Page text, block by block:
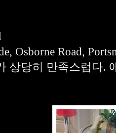
Osborne Road,
상당히 만족스럽다.